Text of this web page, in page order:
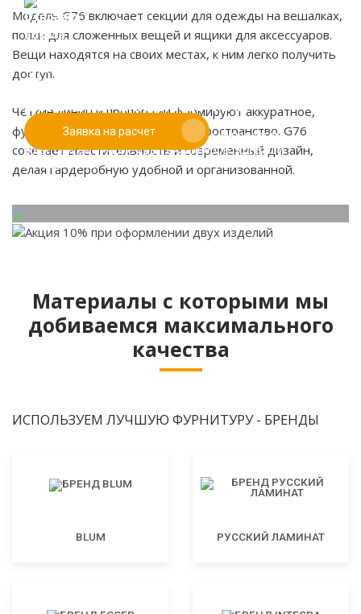
Модель G76 включает секции для одежды на вешалках,
полки для сложенных вещей и ящики для аксессуаров.
Вещи находятся на своих местах, к ним легко получить
доступ.
Чёткие линии и пропорции формируют аккуратное,
функциональное и просторное пространство. G76
сочетает вместительность и современный дизайн,
делая гардеробную удобной и организованной.
нам для предварительной оценки
Заявка на расчет
При заказе от двух изделий
действует скидка до 10%
Работаем только по индивидуальным проектам.
Адаптируем лучшие идеи дизайнеров под Ваши
Материалы с которыми мы
добиваемся максимального
качества
ИСПОЛЬЗУЕМ ЛУЧШУЮ ФУРНИТУРУ - БРЕНДЫ
BLUM РУССКИЙ ЛАМИНАТ